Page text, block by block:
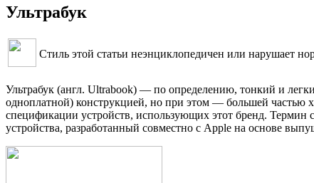
Ультрабук
Стиль этой статьи неэнциклопедичен или нарушает
Ультрабук (англ. Ultrabook) — по определению, тонкий и
одноплатной) конструкцией, но при этом — большей частью
спецификации устройств, использующих этот бренд. Термин
устройства, разработанный совместно с Apple на основе